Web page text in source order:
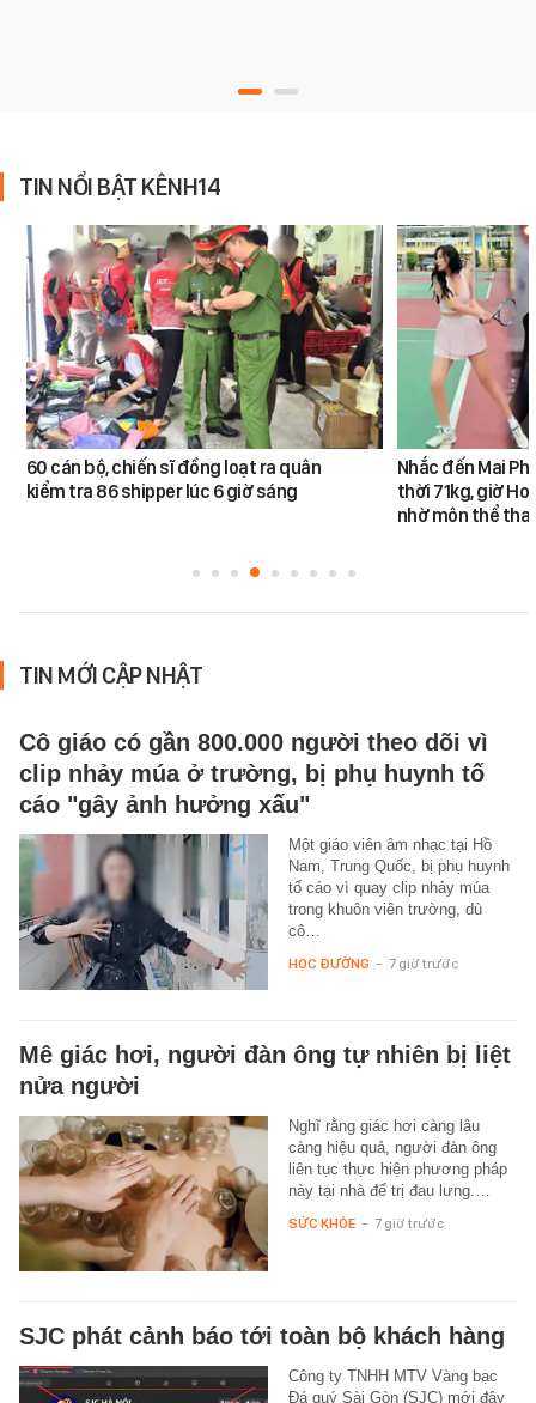
TIN NỔI BẬT KÊNH14
60 cán bộ, chiến sĩ đồng loạt ra quân
kiểm tra 86 shipper lúc 6 giờ sáng
Nhắc đến Mai
thời 71kg, giờ
nhờ môn thể
TIN MỚI CẬP NHẬT
Cô giáo có gần 800.000 người theo dõi vì
clip nhảy múa ở trường, bị phụ huynh tố
cáo "gây ảnh hưởng xấu"
Một giáo viên âm nhạc tại Hồ
Nam, Trung Quốc, bị phụ huynh
tố cáo vì quay clip nhảy múa
trong khuôn viên trường, dù
cô…
HỌC ĐƯỜNG - 7 giờ trước
Mê giác hơi, người đàn ông tự nhiên bị liệt
nửa người
Nghĩ rằng giác hơi càng lâu
càng hiệu quả, người đàn ông
liên tục thực hiện phương pháp
này tại nhà để trị đau lưng.…
SỨC KHỎE - 7 giờ trước
SJC phát cảnh báo tới toàn bộ khách hàng
Công ty TNHH MTV Vàng bạc
Đá quý Sài Gòn (SJC) mới đây